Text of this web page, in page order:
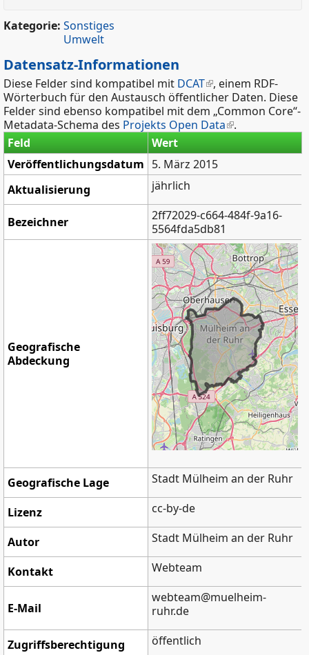
Kategorie: Sonstiges
Umwelt
Datensatz-Informationen
Diese Felder sind kompatibel mit DCAT , einem RDF-
Wörterbuch für den Austausch öffentlicher Daten. Diese
Felder sind ebenso kompatibel mit dem „Common Core“-
Metadata-Schema des Projekts Open Data
.
Feld
Wert
Veröffentlichungsdatum 5. März 2015
Aktualisierung
jährlich
Bezeichner
2ff72029-c664-484f-9a16-
5564fda5db81
Geografische
Abdeckung
Geografische Lage Stadt Mülheim an der Ruhr
Lizenz cc-by-de
Autor Stadt Mülheim an der Ruhr
Kontakt Webteam
E-Mail
webteam@muelheim-
ruhr.de
Zugriffsberechtigung öffentlich